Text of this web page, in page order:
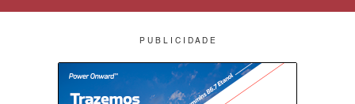
P U B L I C I D A D E